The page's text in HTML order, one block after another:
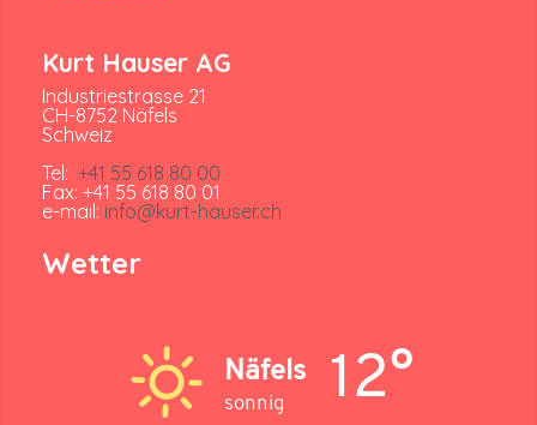
Kurt Hauser AG
Industriestrasse 21
CH-8752 Näfels
Schweiz
Tel: +41 55 618 80 00
Fax: +41 55 618 80 01
e-mail: info@kurt-hauser.ch
Wetter
Näfels
sonnig 12°